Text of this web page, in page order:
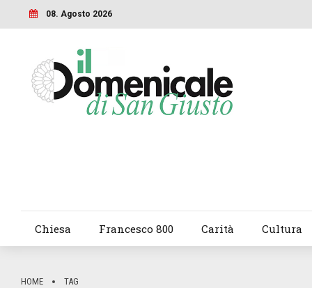
08. Agosto 2026
Chiesa Francesco 800 Carità Cultura
HOME TAG